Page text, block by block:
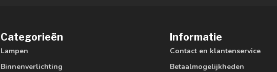
Categorieën
Lampen
Binnenverlichting
Informatie
Contact en klantenservice
Betaalmogelijkheden